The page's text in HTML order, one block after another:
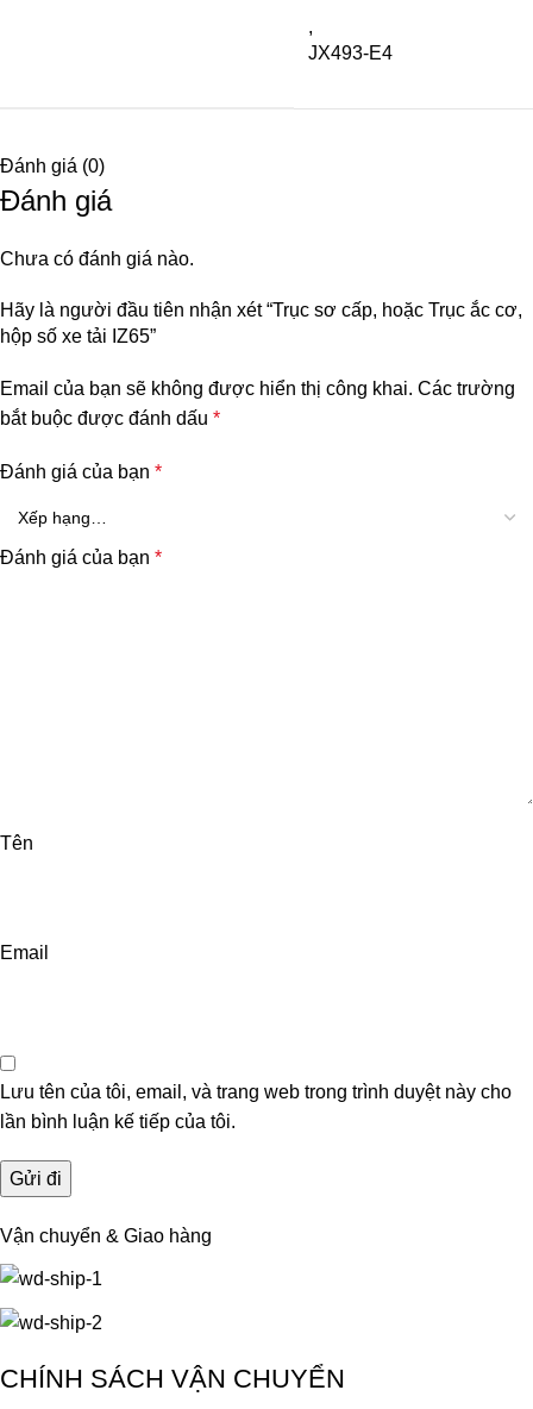
,
JX493-E4
Đánh giá (0)
Đánh giá
Chưa có đánh giá nào.
Hãy là người đầu tiên nhận xét “Trục sơ cấp, hoặc Trục ắc cơ,
hộp số xe tải IZ65”
Email của bạn sẽ không được hiển thị công khai. Các trường
bắt buộc được đánh dấu *
Đánh giá của bạn *
Đánh giá của bạn *
Tên
Email
Lưu tên của tôi, email, và trang web trong trình duyệt này cho
lần bình luận kế tiếp của tôi.
Vận chuyển & Giao hàng
CHÍNH SÁCH VẬN CHUYỂN